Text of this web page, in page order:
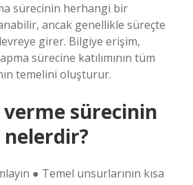
sürecinin herhangi bir
ancak genellikle süreçte
girer. Bilgiye erişim,
sürecine katılımının tüm
temelini oluşturur.
sürecinin
nelerdir?
● Temel unsurlarının kısa